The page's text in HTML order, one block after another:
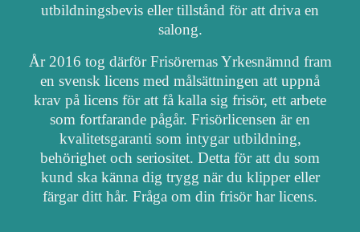
utbildningsbevis eller tillstånd för att driva en
salong.
År 2016 tog därför Frisörernas Yrkesnämnd fram
en svensk licens med målsättningen att uppnå
krav på licens för att få kalla sig frisör, ett arbete
som fortfarande pågår. Frisörlicensen är en
kvalitetsgaranti som intygar utbildning,
behörighet och seriositet. Detta för att du som
kund ska känna dig trygg när du klipper eller
färgar ditt hår. Fråga om din frisör har licens.